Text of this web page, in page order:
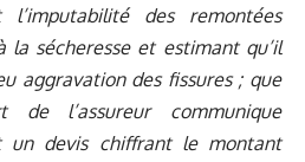
l’imputabilité des remontées
la sécheresse et estimant qu’il
aggravation des fissures ; que
de l’assureur communique
un devis chiffrant le montant